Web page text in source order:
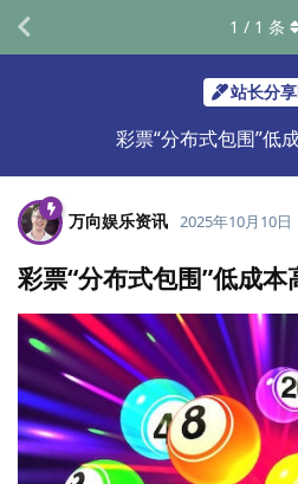
站长分
彩票“分布式包围”低
1 / 1 条
万向娱乐资讯 2025年10月10日
彩票“分布式包围”低成本